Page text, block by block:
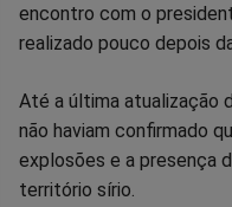
encontro com o
realizado pouco depois
Até a última atualização
não haviam confirmado
explosões e a presença
território sírio.